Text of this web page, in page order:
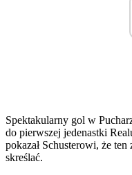
Spektakularny gol w
do pierwszej jedenastki
pokazał Schusterowi, że
skreślać.